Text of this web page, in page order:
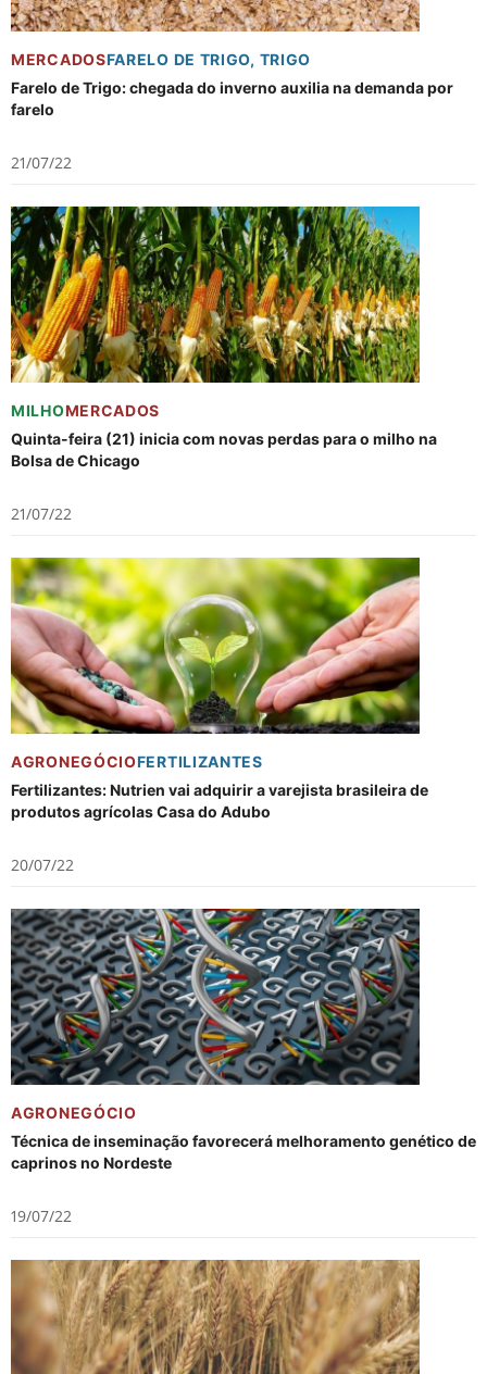
MERCADOSFARELO DE TRIGO, TRIGO
Farelo de Trigo: chegada do inverno auxilia na demanda por
farelo
21/07/22
MILHOMERCADOS
Quinta-feira (21) inicia com novas perdas para o milho na
Bolsa de Chicago
21/07/22
AGRONEGÓCIOFERTILIZANTES
Fertilizantes: Nutrien vai adquirir a varejista brasileira de
produtos agrícolas Casa do Adubo
20/07/22
AGRONEGÓCIO
Técnica de inseminação favorecerá melhoramento genético de
caprinos no Nordeste
19/07/22